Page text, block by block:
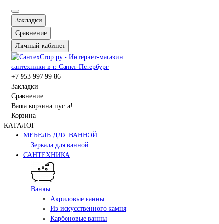
Закладки
Сравнение
Личный кабинет
+7 953 997 99 86
Закладки
Сравнение
Ваша корзина пуста!
Корзина
КАТАЛОГ
МЕБЕЛЬ ДЛЯ ВАННОЙ
Зеркала для ванной
САНТЕХНИКА
Ванны
Акриловые ванны
Из искусственного камня
Карбоновые ванны